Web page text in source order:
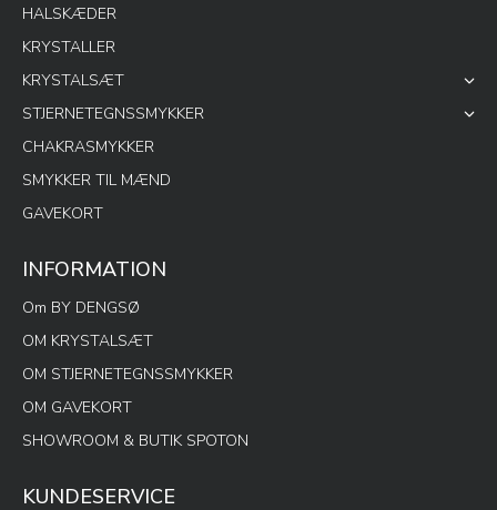
HALSKÆDER
KRYSTALLER
KRYSTALSÆT
STJERNETEGNSSMYKKER
CHAKRASMYKKER
SMYKKER TIL MÆND
GAVEKORT
INFORMATION
Om BY DENGSØ
OM KRYSTALSÆT
OM STJERNETEGNSSMYKKER
OM GAVEKORT
SHOWROOM & BUTIK SPOTON
KUNDESERVICE